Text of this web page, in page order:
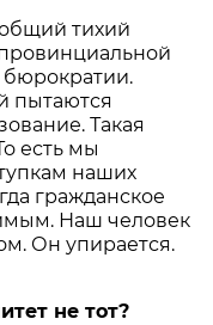
тихий
пытаются
Такая
есть мы
наших
гражданское
Наш человек
Он упирается.
не тот?